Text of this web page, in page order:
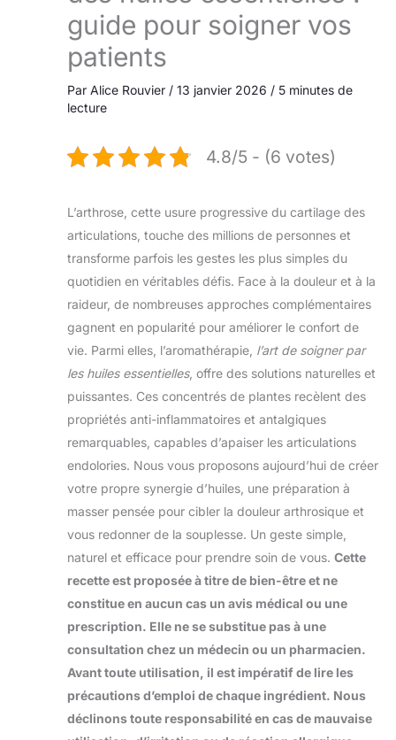
guide pour soigner vos
patients
Par Alice Rouvier / 13 janvier 2026 / 5 minutes de
lecture
4.8/5 - (6 votes)
L’arthrose, cette usure progressive du cartilage des
articulations, touche des millions de personnes et
transforme parfois les gestes les plus simples du
quotidien en véritables défis. Face à la douleur et à la
raideur, de nombreuses approches complémentaires
gagnent en popularité pour améliorer le confort de
vie. Parmi elles, l’aromathérapie, l’art de soigner par
les huiles essentielles, offre des solutions naturelles et
puissantes. Ces concentrés de plantes recèlent des
propriétés anti-inflammatoires et antalgiques
remarquables, capables d’apaiser les articulations
endolories. Nous vous proposons aujourd’hui de créer
votre propre synergie d’huiles, une préparation à
masser pensée pour cibler la douleur arthrosique et
vous redonner de la souplesse. Un geste simple,
naturel et efficace pour prendre soin de vous. Cette
recette est proposée à titre de bien-être et ne
constitue en aucun cas un avis médical ou une
prescription. Elle ne se substitue pas à une
consultation chez un médecin ou un pharmacien.
Avant toute utilisation, il est impératif de lire les
précautions d’emploi de chaque ingrédient. Nous
déclinons toute responsabilité en cas de mauvaise